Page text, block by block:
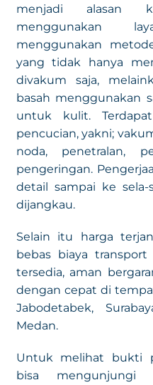
menjadi alasan
menggunakan
menggunakan
yang tidak hanya
divakum saja,
basah menggunakan
untuk kulit.
pencucian, yakni;
noda, penetralan,
pengeringan.
detail sampai ke
dijangkau.
Selain itu harga
bebas biaya
tersedia, aman
dengan cepat di
Jabodetabek,
Medan.
Untuk melihat bukti
bisa mengunjungi